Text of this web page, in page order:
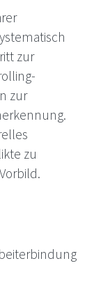
zur
zur
zu